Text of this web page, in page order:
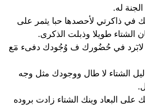
له.
في ذاكرتي لأحصدها حبا يثمر على
الشتاء طويلا وذبلت الذكرى.
لابٓرد في حُضُورك ف وُجُودك دفىء مٓع
ليل الشتاء لا طال ووجودك مثل وجه
على البعاد وينك الشتاء زادت بروده